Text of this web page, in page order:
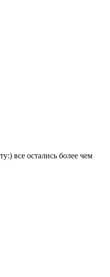
все остались более чем